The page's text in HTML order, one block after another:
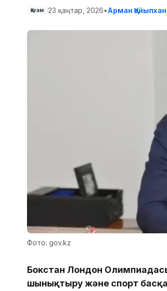
Қоғам 23 қаңтар, 2026•Арман Қайыпхан
Фото: gov.kz
Бокстан Лондон
шынықтыру және спорт